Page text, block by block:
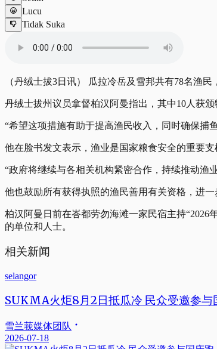
Lucu
Tidak Suka
（丹绒士拔3日讯） 瓜拉冷岳及雪邦共有78名渔
丹绒士拔州议员拿督柏汉阿曼指出，其中10人获颁
“希望这项措施有助于提高渔民收入，同时确保捕
他在脸书发文表示，渔业是国家粮食安全的重要
“政府将继续与各相关机构紧密合作，持续推动渔
他也鼓励所有获得执照的渔民善用有关资格，进一
柏汉阿曼日前在峇都劳勿海滩一家民宿主持
的单位和人士。
相关新闻
selangor
SUKMA火炬8月2日抵瓜冷 民众受邀参与
雪兰莪媒体团队
2026-07-18